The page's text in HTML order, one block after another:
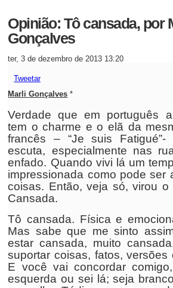
Opinião: Tô cansada, por
Gonçalves
ter, 3 de dezembro de 2013 13:20
Tweetar
Marli Gonçalves *
Verdade que em português
tem o charme e o elã da
francês – “Je suis
escuta, especialmente nas
enfado. Quando vivi lá um
impressionada como pode ser
coisas. Então, veja só, virou o
Cansada.
Tô cansada. Física e
Mas sabe que me sinto
estar cansada, muito
suportar coisas, fatos, versões
E você vai concordar
esquerda ou sei lá; seja